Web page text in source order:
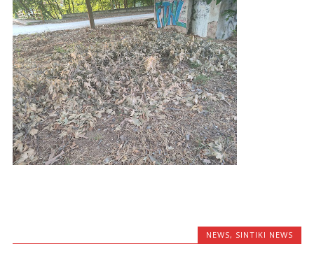
NEWS, SINTIKI NEWS